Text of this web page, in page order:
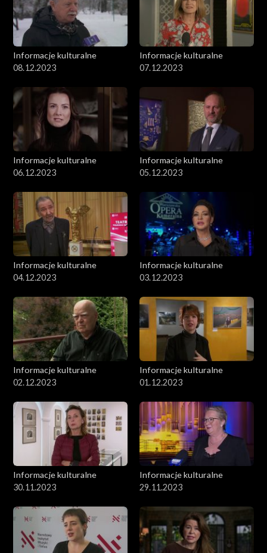
Informacje kulturalne
08.12.2023
Informacje kulturalne
07.12.2023
Informacje kulturalne
06.12.2023
Informacje kulturalne
05.12.2023
Informacje kulturalne
04.12.2023
Informacje kulturalne
03.12.2023
Informacje kulturalne
02.12.2023
Informacje kulturalne
01.12.2023
Informacje kulturalne
30.11.2023
Informacje kulturalne
29.11.2023